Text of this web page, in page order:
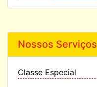
Nossos Serviços
Classe Especial